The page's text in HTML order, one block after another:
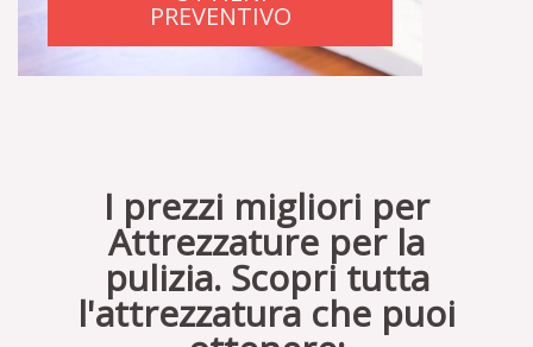
PREVENTIVO
I prezzi migliori per
Attrezzature per la
pulizia. Scopri tutta
l'attrezzatura che puoi